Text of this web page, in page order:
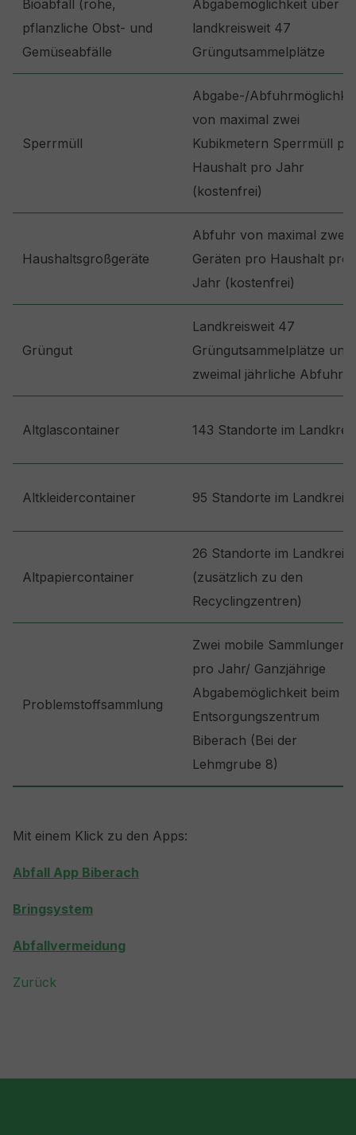
Bioabfall (rohe,
pflanzliche Obst- und
Gemüseabfälle
Abgabemöglichkeit über
landkreisweit 47
Grüngutsammelplätze
Sperrmüll
Abgabe-/
von maximal zwei
Kubikmetern Sperrmüll
Haushalt pro Jahr
(kostenfrei)
Haushaltsgroßgeräte
Abfuhr von maximal zwei
Geräten pro Haushalt pro
Jahr (kostenfrei)
Grüngut
Landkreisweit 47
Grüngutsammelplätze und
zweimal jährliche Abfuhr
Altglascontainer 143 Standorte im Landkreis
Altkleidercontainer 95 Standorte im Landkreis
Altpapiercontainer
26 Standorte im Landkreis
(zusätzlich zu den
Recyclingzentren)
Problemstoffsammlung
Zwei mobile Sammlungen
pro Jahr/ Ganzjährige
Abgabemöglichkeit beim
Entsorgungszentrum
Biberach (Bei der
Lehmgrube 8)
Mit einem Klick zu den Apps:
Abfall App Biberach
Bringsystem
Abfallvermeidung
Zurück